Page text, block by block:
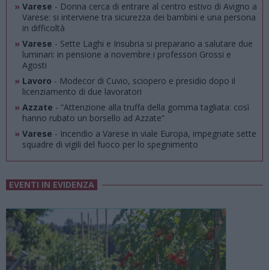
» Varese - Donna cerca di entrare al centro estivo di Avigno a
Varese: si interviene tra sicurezza dei bambini e una persona
in difficoltà
» Varese - Sette Laghi e Insubria si preparano a salutare due
luminari: in pensione a novembre i professori Grossi e
Agosti
» Lavoro - Modecor di Cuvio, sciopero e presidio dopo il
licenziamento di due lavoratori
» Azzate - “Attenzione alla truffa della gomma tagliata: così
hanno rubato un borsello ad Azzate”
» Varese - Incendio a Varese in viale Europa, impegnate sette
squadre di vigili del fuoco per lo spegnimento
EVENTI IN EVIDENZA